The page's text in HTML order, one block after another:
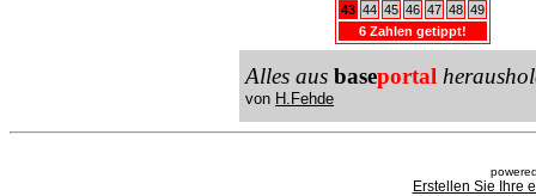
43 44 45 46 47 48 49
6 Zahlen getippt!
Alles aus baseportal
von H.Fehde
Erstellen Sie Ihre